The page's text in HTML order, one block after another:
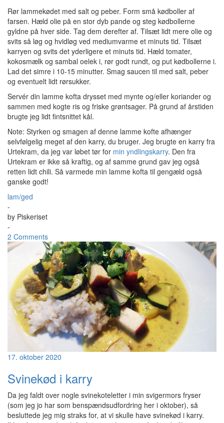
Rør lammekødet med salt og peber. Form små kødboller af
farsen. Hæld olie på en stor dyb pande og steg kødbollerne
gyldne på hver side. Tag dem derefter af. Tilsæt lidt mere olie og
svits så løg og hvidløg ved mediumvarme et minuts tid. Tilsæt
karryen og svits det yderligere et minuts tid. Hæld tomater,
kokosmælk og sambal oelek i, rør godt rundt, og put kødbollerne i.
Lad det simre i 10-15 minutter. Smag saucen til med salt, peber
og eventuelt lidt rørsukker.
Servér din lamme kofta drysset med mynte og/eller koriander og
sammen med kogte ris og friske grøntsager. På grund af årstiden
brugte jeg lidt fintsnittet kål.
Note: Styrken og smagen af denne lamme kofte afhænger
selvfølgelig meget af den karry, du bruger. Jeg brugte en karry fra
Urtekram, da jeg var løbet tør for min yndlingskarry. Den fra
Urtekram er ikke så kraftig, og af samme grund gav jeg også
retten lidt chili. Så varmede min lamme kofta til gengæld også
ganske godt!
lam/ged
-
by Piskeriset
-
2 Comments
17. oktober 2020
Svinekød i karry
Da jeg faldt over nogle svinekoteletter i min svigermors fryser
(som jeg jo har som benspændsudfordring her i oktober), så
besluttede jeg mig straks for, at vi skulle have svinekød i karry.